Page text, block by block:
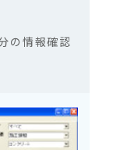
の情報確認